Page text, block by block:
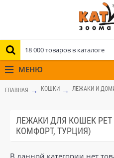
МЕНЮ
ГЛАВНАЯ КОШКИ ЛЕЖАКИ И
ЛЕЖАКИ ДЛЯ КОШЕК PET
КОМФОРТ, ТУРЦИЯ)
В данной категории нет